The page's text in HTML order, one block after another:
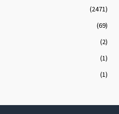
(2471)
(69)
(2)
(1)
(1)